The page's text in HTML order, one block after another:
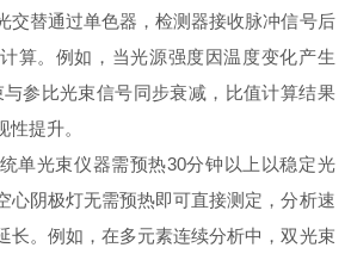
替通过单色器，检测器接收脉冲信号后
算。例如，当光源强度因温度变化产生
参比光束信号同步衰减，比值计算结果
提升。
光束仪器需预热30分钟以上以稳定光
心阴极灯无需预热即可直接测定，分析速
长。例如，在多元素连续分析中，双光束